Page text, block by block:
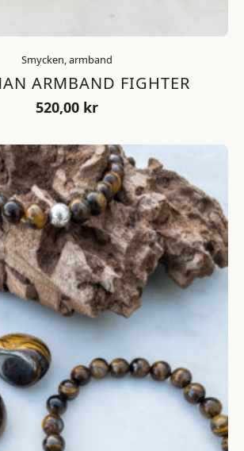
Smycken, armband
ARMBAND FIGHTER
520,00 kr